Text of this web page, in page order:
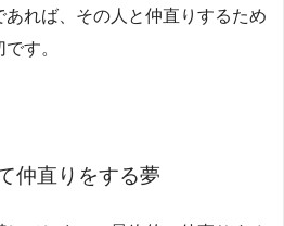
れば、その人と仲直りするため
す。
仲直りをする夢